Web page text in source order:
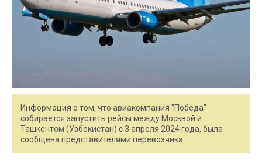
Информация о том, что авиакомпания "Победа"
собирается запустить рейсы между Москвой и
Ташкентом (Узбекистан) с 3 апреля 2024 года, была
сообщена представителями перевозчика.